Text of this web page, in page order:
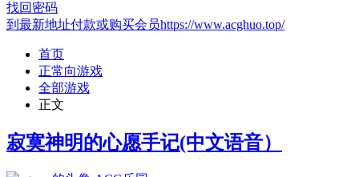
找回密码
到最新地址付款或购买会员https://www.acghuo.top/
首页
正常向游戏
全部游戏
正文
寂寞神明的心愿手记(中文语音）